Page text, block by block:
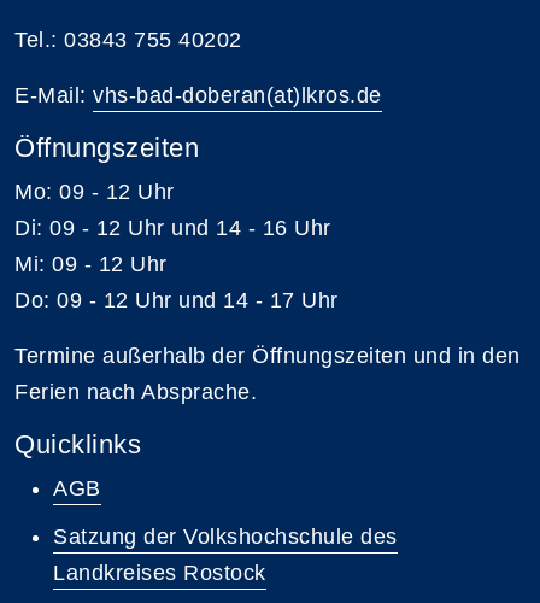
Tel.: 03843 755 40202
E-Mail: vhs-bad-doberan(at)lkros.de
Öffnungszeiten
Mo: 09 - 12 Uhr
Di: 09 - 12 Uhr und 14 - 16 Uhr
Mi: 09 - 12 Uhr
Do: 09 - 12 Uhr und 14 - 17 Uhr
Termine außerhalb der Öffnungszeiten und in den
Ferien nach Absprache.
Quicklinks
AGB
Satzung der Volkshochschule des
Landkreises Rostock